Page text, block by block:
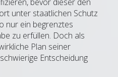
unter staatlichen Schutz
nur ein begrenztes
zu erfüllen. Doch als
Plan seiner
Entscheidung